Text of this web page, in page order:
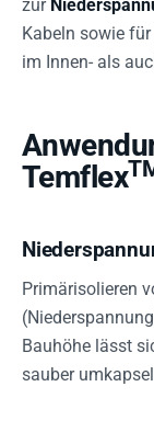
zur
Kabeln sowie
im Innen- als
Temflex
Primärisolieren
Bauhöhe lässt
sauber